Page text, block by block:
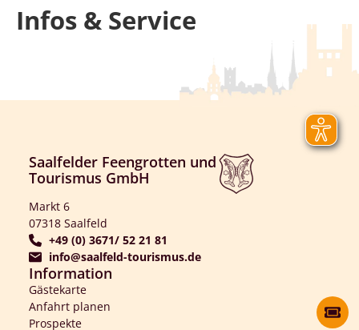
Infos & Service
Saalfelder Feengrotten und
Tourismus GmbH
Markt 6
07318 Saalfeld
+49 (0) 3671/ 52 21 81
info@saalfeld-tourismus.de
Information
Gästekarte
Anfahrt planen
Prospekte